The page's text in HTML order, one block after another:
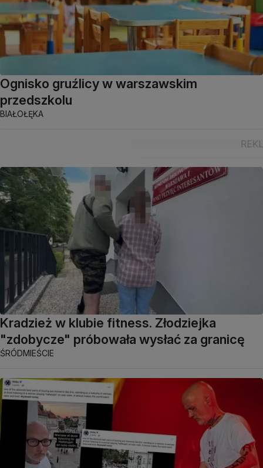
Ognisko gruźlicy w warszawskim
przedszkolu
BIAŁOŁĘKA
Kradzież w klubie fitness. Złodziejka
"zdobycze" próbowała wysłać za granicę
ŚRÓDMIEŚCIE